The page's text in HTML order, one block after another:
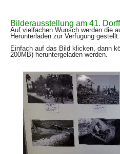
Bilderausstellung am 41.
Auf vielfachen Wunsch werden die
Herunterladen zur Verfügung gestellt.
Einfach auf das Bild klicken, dann
200MB) heruntergeladen werden.